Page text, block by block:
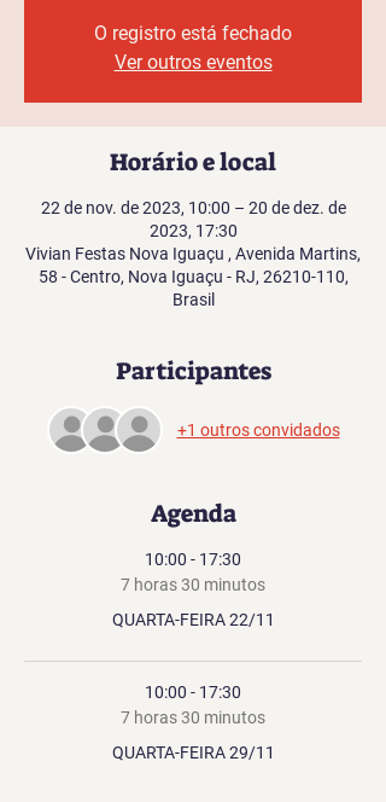
O registro está fechado
Ver outros eventos
Horário e local
22 de nov. de 2023, 10:00 – 20 de dez. de
2023, 17:30
Vivian Festas Nova Iguaçu , Avenida Martins,
58 - Centro, Nova Iguaçu - RJ, 26210-110,
Brasil
Participantes
+1 outros convidados
Agenda
10:00 - 17:30
7 horas 30 minutos
QUARTA-FEIRA 22/11
10:00 - 17:30
7 horas 30 minutos
QUARTA-FEIRA 29/11